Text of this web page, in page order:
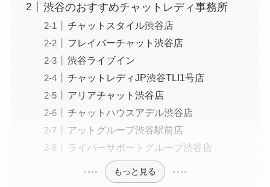
渋谷のおすすめチャットレディ事務所
チャットスタイル渋谷店
フレイバーチャット渋谷店
渋谷ライブイン
チャットレディJP渋谷TLI1号店
アリアチャット渋谷店
チャットハウスアデル渋谷店
アットグループ渋谷駅前店
ライバーサポートグループ渋谷店
もっと見る